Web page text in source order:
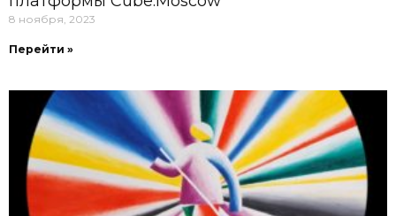
8 ноября, 2023
Перейти »